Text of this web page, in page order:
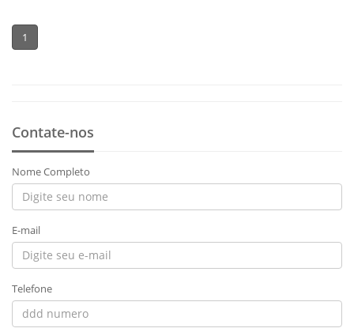
1
Contate-nos
Nome Completo
E-mail
Telefone